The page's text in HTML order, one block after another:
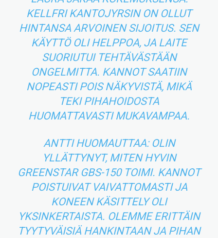
KELLFRI KANTOJYRSIN ON OLLUT
HINTANSA ARVOINEN SIJOITUS. SEN
KÄYTTÖ OLI HELPPOA, JA LAITE
SUORIUTUI TEHTÄVÄSTÄÄN
ONGELMITTA. KANNOT SAATIIN
NOPEASTI POIS NÄKYVISTÄ, MIKÄ
TEKI PIHAHOIDOSTA
HUOMATTAVASTI MUKAVAMPAA.
ANTTI HUOMAUTTAA: OLIN
YLLÄTTYNYT, MITEN HYVIN
GREENSTAR GBS-150 TOIMI. KANNOT
POISTUIVAT VAIVATTOMASTI JA
KONEEN KÄSITTELY OLI
YKSINKERTAISTA. OLEMME ERITTÄIN
TYYTYVÄISIÄ HANKINTAAN JA PIHAN